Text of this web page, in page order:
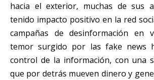
hacia el exterior, muchas de sus
tenido impacto positivo en la red
campañas de desinformación en
temor surgido por las fake news
control de la información, con una
que por detrás mueven dinero y